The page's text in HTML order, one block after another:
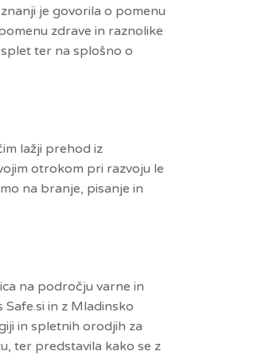
je govorila o pomenu
zdrave in raznolike
ter na splošno o
lažji prehod iz
otrokom pri razvoju le
na branje, pisanje in
na področju varne in
in z Mladinsko
in spletnih orodjih za
ter predstavila kako se z